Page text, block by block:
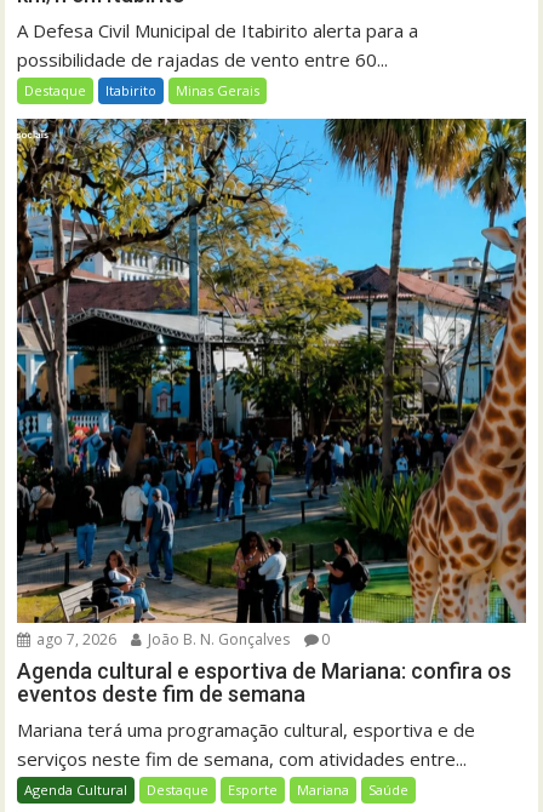
A Defesa Civil Municipal de Itabirito alerta para a
possibilidade de rajadas de vento entre 60...
Destaque Itabirito Minas Gerais
ago 7, 2026 João B. N. Gonçalves 0
Agenda cultural e esportiva de Mariana: confira os
eventos deste fim de semana
Mariana terá uma programação cultural, esportiva e de
serviços neste fim de semana, com atividades entre...
Agenda Cultural Destaque Esporte Mariana Saúde